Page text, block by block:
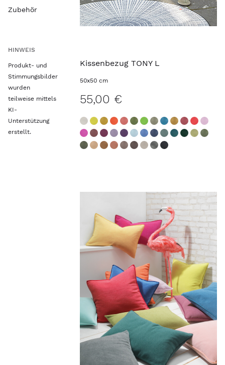
Kissenbezug TONY L
50x50 cm
55,00 €
Zubehör
HINWEIS
Produkt- und
Stimmungsbilder
wurden
teilweise mittels
KI-
Unterstützung
erstellt.